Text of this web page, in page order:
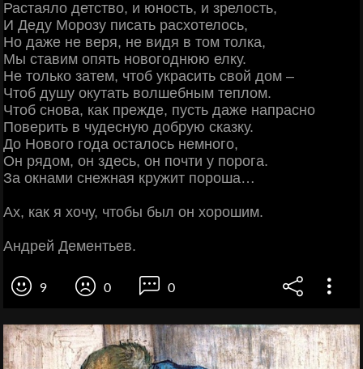
Растаяло детство, и юность, и зрелость,
И Деду Морозу писать расхотелось,
Но даже не веря, не видя в том толка,
Мы ставим опять новогоднюю елку.
Не только затем, чтоб украсить свой дом –
Чтоб душу окутать волшебным теплом.
Чтоб снова, как прежде, пусть даже напрасно
Поверить в чудесную добрую сказку.
До Нового года осталось немного,
Он рядом, он здесь, он почти у порога.
За окнами снежная кружит пороша…
Ах, как я хочу, чтобы был он хорошим.
Андрей Дементьев.
9 0 0